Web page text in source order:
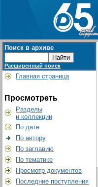
Поиск в архиве
Расширенный поиск
Главная страница
Просмотреть
Разделы
и коллекции
По дате
По автору
По заглавию
По тематике
Просмотр документов
Последние поступления